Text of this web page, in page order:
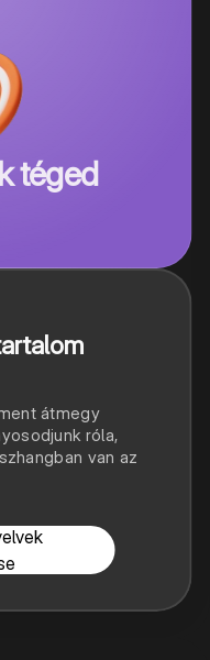
átmegy
róla,
van az
téged